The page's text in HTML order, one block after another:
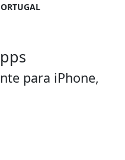
para iPhone,